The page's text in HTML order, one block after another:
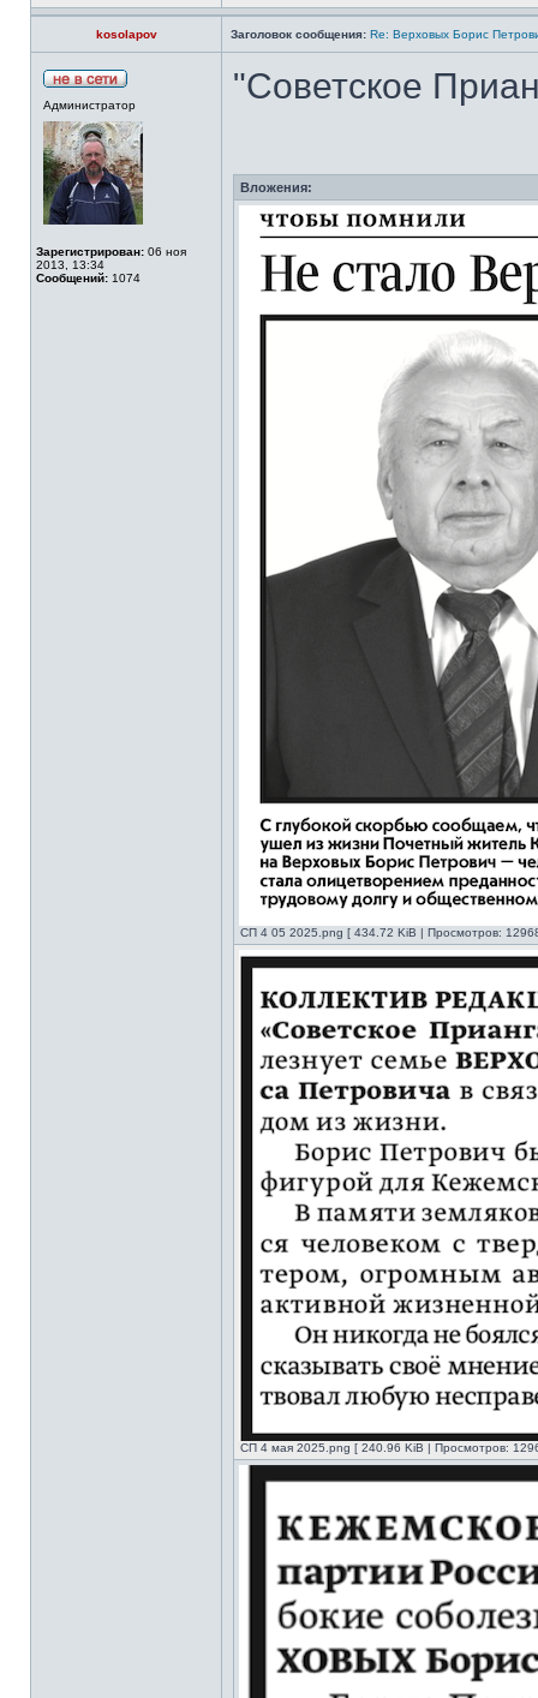
kosolapov Заголовок сообщения: Re: Верховых Борис
Администратор
Зарегистрирован: 06 ноя
2013, 13:34
Сообщений: 1074
"Советское
Вложения:
СП 4 05 2025.png [ 434.72 KiB | Просмотров:
СП 4 мая 2025.png [ 240.96 KiB | Просмотров: